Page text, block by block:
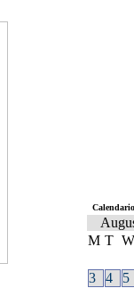
M T W
3 4
5